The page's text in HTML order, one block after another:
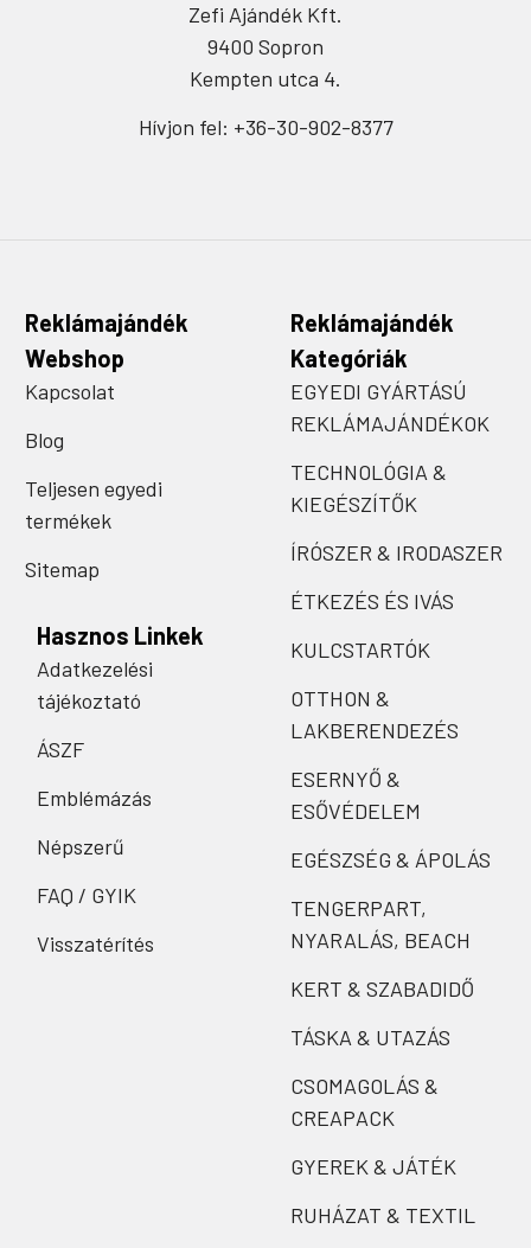
Zefi Ajándék Kft.
9400 Sopron
Kempten utca 4.
Hívjon fel: +36-30-902-8377
Reklámajándék
Webshop
Kapcsolat
Blog
Teljesen egyedi
termékek
Sitemap
Hasznos Linkek
Adatkezelési
tájékoztató
ÁSZF
Emblémázás
Népszerű
FAQ / GYIK
Visszatérítés
Reklámajándék
Kategóriák
EGYEDI GYÁRTÁSÚ
REKLÁMAJÁNDÉKOK
TECHNOLÓGIA &
KIEGÉSZÍTŐK
ÍRÓSZER & IRODASZER
ÉTKEZÉS ÉS IVÁS
KULCSTARTÓK
OTTHON &
LAKBERENDEZÉS
ESERNYŐ &
ESŐVÉDELEM
EGÉSZSÉG & ÁPOLÁS
TENGERPART,
NYARALÁS, BEACH
KERT & SZABADIDŐ
TÁSKA & UTAZÁS
CSOMAGOLÁS &
CREAPACK
GYEREK & JÁTÉK
RUHÁZAT & TEXTIL